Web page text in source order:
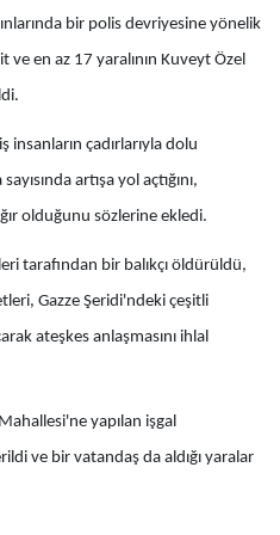
bir polis devriyesine yönelik
ve en az 17 yaralının Kuveyt Özel
çadırlarıyla dolu
artışa yol açtığını,
olduğunu sözlerine ekledi.
tarafından bir balıkçı öldürüldü,
Gazze Şeridi'ndeki çeşitli
ateşkes anlaşmasını ihlal
yapılan işgal
ve bir vatandaş da aldığı yaralar